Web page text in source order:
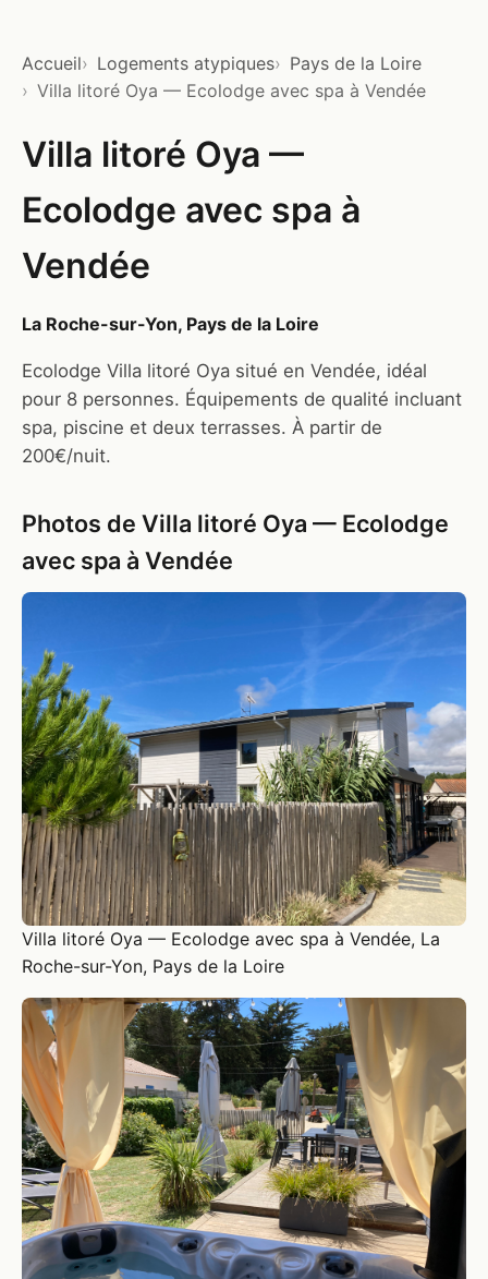
Accueil Logements atypiques
Pays de la Loire
Villa litoré Oya — Ecolodge avec spa à Vendée
Villa litoré Oya —
Ecolodge avec spa à
Vendée
La Roche-sur-Yon, Pays de la Loire
Ecolodge Villa litoré Oya situé en Vendée, idéal
pour 8 personnes. Équipements de qualité incluant
spa, piscine et deux terrasses. À partir de
200€/nuit.
Photos de Villa litoré Oya — Ecolodge
avec spa à Vendée
Villa litoré Oya — Ecolodge avec spa à Vendée, La
Roche-sur-Yon, Pays de la Loire